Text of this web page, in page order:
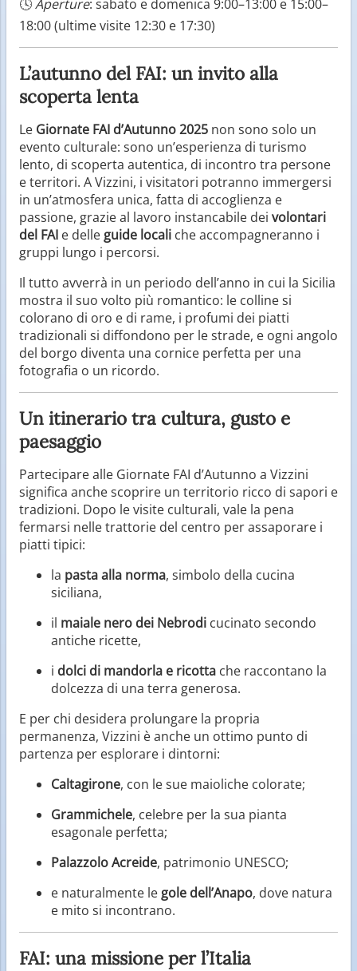
🕓Aperture: sabato e domenica 9:00–13:00 e 15:00–
18:00 (ultime visite 12:30 e 17:30)
L’autunno del FAI: un invito alla
scoperta lenta
Le Giornate FAI d’Autunno 2025 non sono solo un
evento culturale: sono un’esperienza di turismo
lento, di scoperta autentica, di incontro tra persone
e territori. A Vizzini, i visitatori potranno immergersi
in un’atmosfera unica, fatta di accoglienza e
passione, grazie al lavoro instancabile dei volontari
del FAI e delle guide locali che accompagneranno i
gruppi lungo i percorsi.
Il tutto avverrà in un periodo dell’anno in cui la Sicilia
mostra il suo volto più romantico: le colline si
colorano di oro e di rame, i profumi dei piatti
tradizionali si diffondono per le strade, e ogni angolo
del borgo diventa una cornice perfetta per una
fotografia o un ricordo.
Un itinerario tra cultura, gusto e
paesaggio
Partecipare alle Giornate FAI d’Autunno a Vizzini
significa anche scoprire un territorio ricco di sapori e
tradizioni. Dopo le visite culturali, vale la pena
fermarsi nelle trattorie del centro per assaporare i
piatti tipici:
la pasta alla norma, simbolo della cucina
siciliana,
il maiale nero dei Nebrodi cucinato secondo
antiche ricette,
i dolci di mandorla e ricotta che raccontano la
dolcezza di una terra generosa.
E per chi desidera prolungare la propria
permanenza, Vizzini è anche un ottimo punto di
partenza per esplorare i dintorni:
Caltagirone, con le sue maioliche colorate;
Grammichele, celebre per la sua pianta
esagonale perfetta;
Palazzolo Acreide, patrimonio UNESCO;
e naturalmente le gole dell’Anapo, dove natura
e mito si incontrano.
FAI: una missione per l’Italia